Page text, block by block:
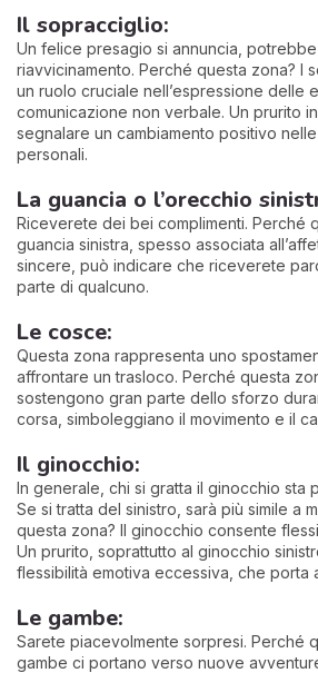
Il sopracciglio:
Un felice presagio si annuncia,
riavvicinamento. Perché questa zona? I
un ruolo cruciale nell’espressione delle
comunicazione non verbale. Un prurito
segnalare un cambiamento positivo
personali.
La guancia o l’orecchio
Riceverete dei bei complimenti. Perché
guancia sinistra, spesso associata
sincere, può indicare che riceverete
parte di qualcuno.
Le cosce:
Questa zona rappresenta uno
affrontare un trasloco. Perché questa
sostengono gran parte dello sforzo
corsa, simboleggiano il movimento e il
Il ginocchio:
In generale, chi si gratta il ginocchio sta
Se si tratta del sinistro, sarà più simile a
questa zona? Il ginocchio consente
Un prurito, soprattutto al ginocchio
flessibilità emotiva eccessiva, che porta
Le gambe:
Sarete piacevolmente sorpresi. Perché
gambe ci portano verso nuove